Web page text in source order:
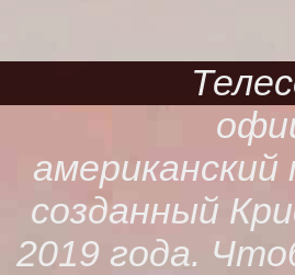
созданный
2019 года.